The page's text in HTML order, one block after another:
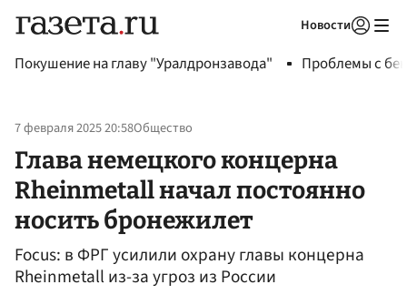
Новости
Покушение на главу "Уралдронзавода" Проблемы с
7 февраля 2025 20:58Общество
Глава немецкого концерна
Rheinmetall начал постоянно
носить бронежилет
Focus: в ФРГ усилили охрану главы концерна
Rheinmetall из-за угроз из России